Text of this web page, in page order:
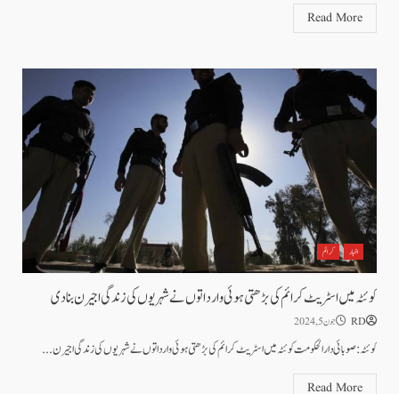
Read More
اخبار کرائم
کوئٹہ میں اسٹریٹ کرائم کی بڑھتی ہوئی وارداتوں نے شہریوں کی زندگی اجیرن بنادی
RD جون 5, 2024
کوئٹہ : صوبائی دارالحکومت کوئٹہ میں اسٹریٹ کرائم کی بڑھتی ہوئی وارداتوں نے شہریوں کی زندگی اجیرن...
Read More